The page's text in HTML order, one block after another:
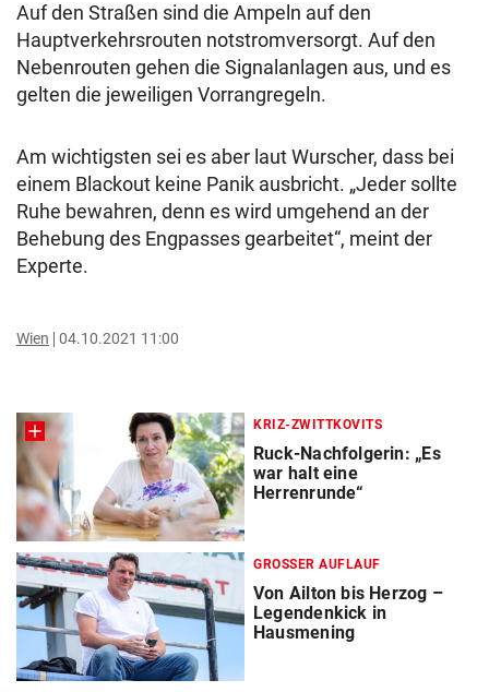
Auf den Straßen sind die Ampeln auf den
Hauptverkehrsrouten notstromversorgt. Auf den
Nebenrouten gehen die Signalanlagen aus, und es
gelten die jeweiligen Vorrangregeln.
Am wichtigsten sei es aber laut Wurscher, dass bei
einem Blackout keine Panik ausbricht. „Jeder sollte
Ruhe bewahren, denn es wird umgehend an der
Behebung des Engpasses gearbeitet“, meint der
Experte.
Wien 04.10.2021 11:00
KRIZ-ZWITTKOVITS
Ruck-Nachfolgerin: „Es
war halt eine
Herrenrunde“
GROSSER AUFLAUF
Von Ailton bis Herzog –
Legendenkick in
Hausmening